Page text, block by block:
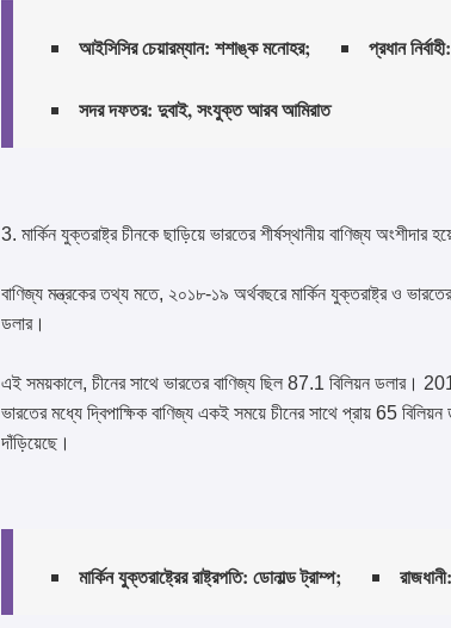
আইসিসির চেয়ারম্যান: শশাঙ্ক মনোহর; প্রধান
সদর দফতর: দুবাই, সংযুক্ত আরব আমিরাত
3. মার্কিন যুক্তরাষ্ট্র চীনকে ছাড়িয়ে ভারতের শীর্ষস্থানীয় বাণিজ্য অংশীদার
বাণিজ্য মন্ত্রকের তথ্য মতে, ২০১৮-১৯ অর্থবছরে মার্কিন যুক্তরাষ্ট্র ও
ডলার।
এই সময়কালে, চীনের সাথে ভারতের বাণিজ্য ছিল 87.1 বিলিয়ন ডলার।
ভারতের মধ্যে দ্বিপাক্ষিক বাণিজ্য একই সময়ে চীনের সাথে প্রায় 65 বিলিয়ন
দাঁড়িয়েছে।
মার্কিন যুক্তরাষ্ট্রের রাষ্ট্রপতি: ডোনাল্ড ট্রাম্প;